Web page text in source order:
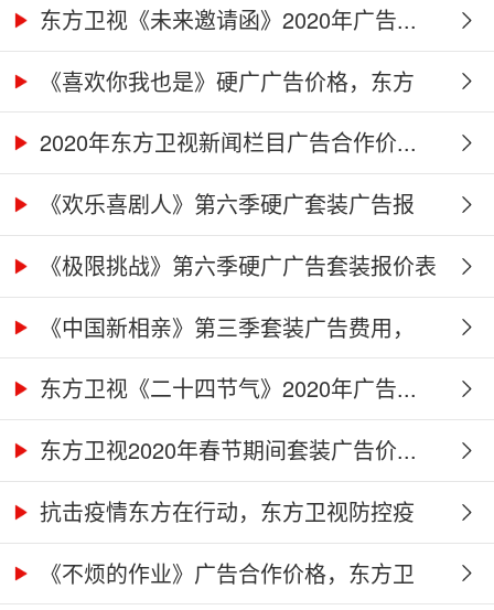
（硬...
东方卫视《未来邀请函》2020年广告...
《喜欢你我也是》硬广广告价格，东方
卫...2020年东方卫视新闻栏目广告合作价...
《欢乐喜剧人》第六季硬广套装广告报
价...《极限挑战》第六季硬广广告套装报价表
《中国新相亲》第三季套装广告费用，
东...东方卫视《二十四节气》2020年广告...
东方卫视2020年春节期间套装广告价...
抗击疫情东方在行动，东方卫视防控疫
情...《不烦的作业》广告合作价格，东方卫